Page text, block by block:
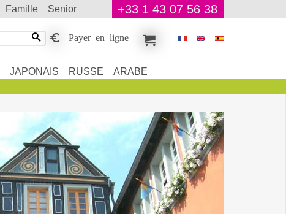
famille senior +33 1 43 07 56 38
Payer en ligne
JAPONAIS RUSSE
ARABE